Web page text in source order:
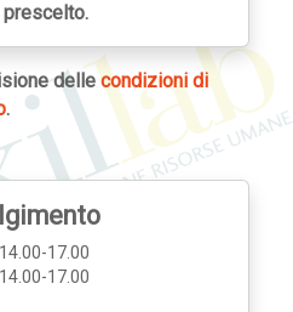
dellecondizioni di
.
17.00
17.00